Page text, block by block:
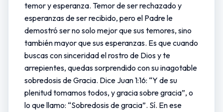
temor y esperanza. Temor de ser rechazado y
esperanzas de ser recibido, pero el Padre le
demostró ser no solo mejor que sus temores, sino
también mayor que sus esperanzas. Es que cuando
buscas con sinceridad el rostro de Dios y te
arrepientes, quedas sorprendido con su inagotable
sobredosis de Gracia. Dice Juan 1:16: “Y de su
plenitud tomamos todos, y gracia sobre gracia”, o
lo que llamo: “Sobredosis de gracia”. Sí. En ese